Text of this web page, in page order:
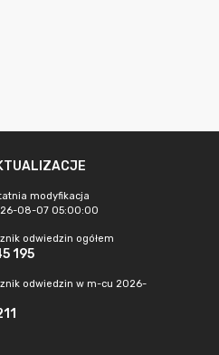
modyfikacja
08-07 05:00:00
odwiedzin ogółem
195
odwiedzin w m-cu 2026-